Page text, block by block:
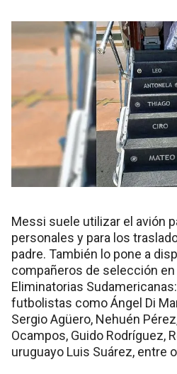
Messi suele utilizar el avión
personales y para los
padre. También lo pone a
compañeros de selección en
Eliminatorias
futbolistas como Ángel Di
Sergio Agüero, Nehuén
Ocampos, Guido Rodríguez,
uruguayo Luis Suárez, entre